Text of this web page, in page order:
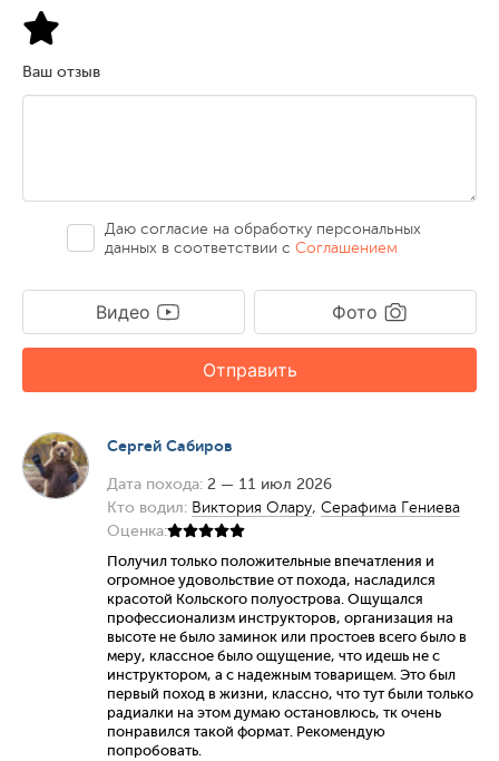
Ваш отзыв
Даю согласие на обработку персональных
данных в соответствии сСоглашением
Видео Фото
Отправить
Сергей Сабиров
Дата похода: 2 — 11 июл 2026
Кто водил: Виктория Олару, Серафима Гениева
Оценка:
Получил только положительные впечатления и
огромное удовольствие от похода, насладился
красотой Кольского полуострова. Ощущался
профессионализм инструкторов, организация на
высоте не было заминок или простоев всего было в
меру, классное было ощущение, что идешь не с
инструктором, а с надежным товарищем. Это был
первый поход в жизни, классно, что тут были только
радиалки на этом думаю остановлюсь, тк очень
понравился такой формат. Рекомендую
попробовать.